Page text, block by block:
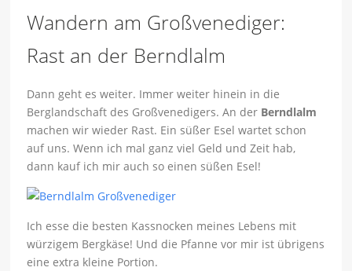
Wandern am Großvenediger:
Rast an der Berndlalm
Dann geht es weiter. Immer weiter hinein in die
Berglandschaft des Großvenedigers. An der Berndlalm
machen wir wieder Rast. Ein süßer Esel wartet schon
auf uns. Wenn ich mal ganz viel Geld und Zeit hab,
dann kauf ich mir auch so einen süßen Esel!
Ich esse die besten Kassnocken meines Lebens mit
würzigem Bergkäse! Und die Pfanne vor mir ist übrigens
eine extra kleine Portion.